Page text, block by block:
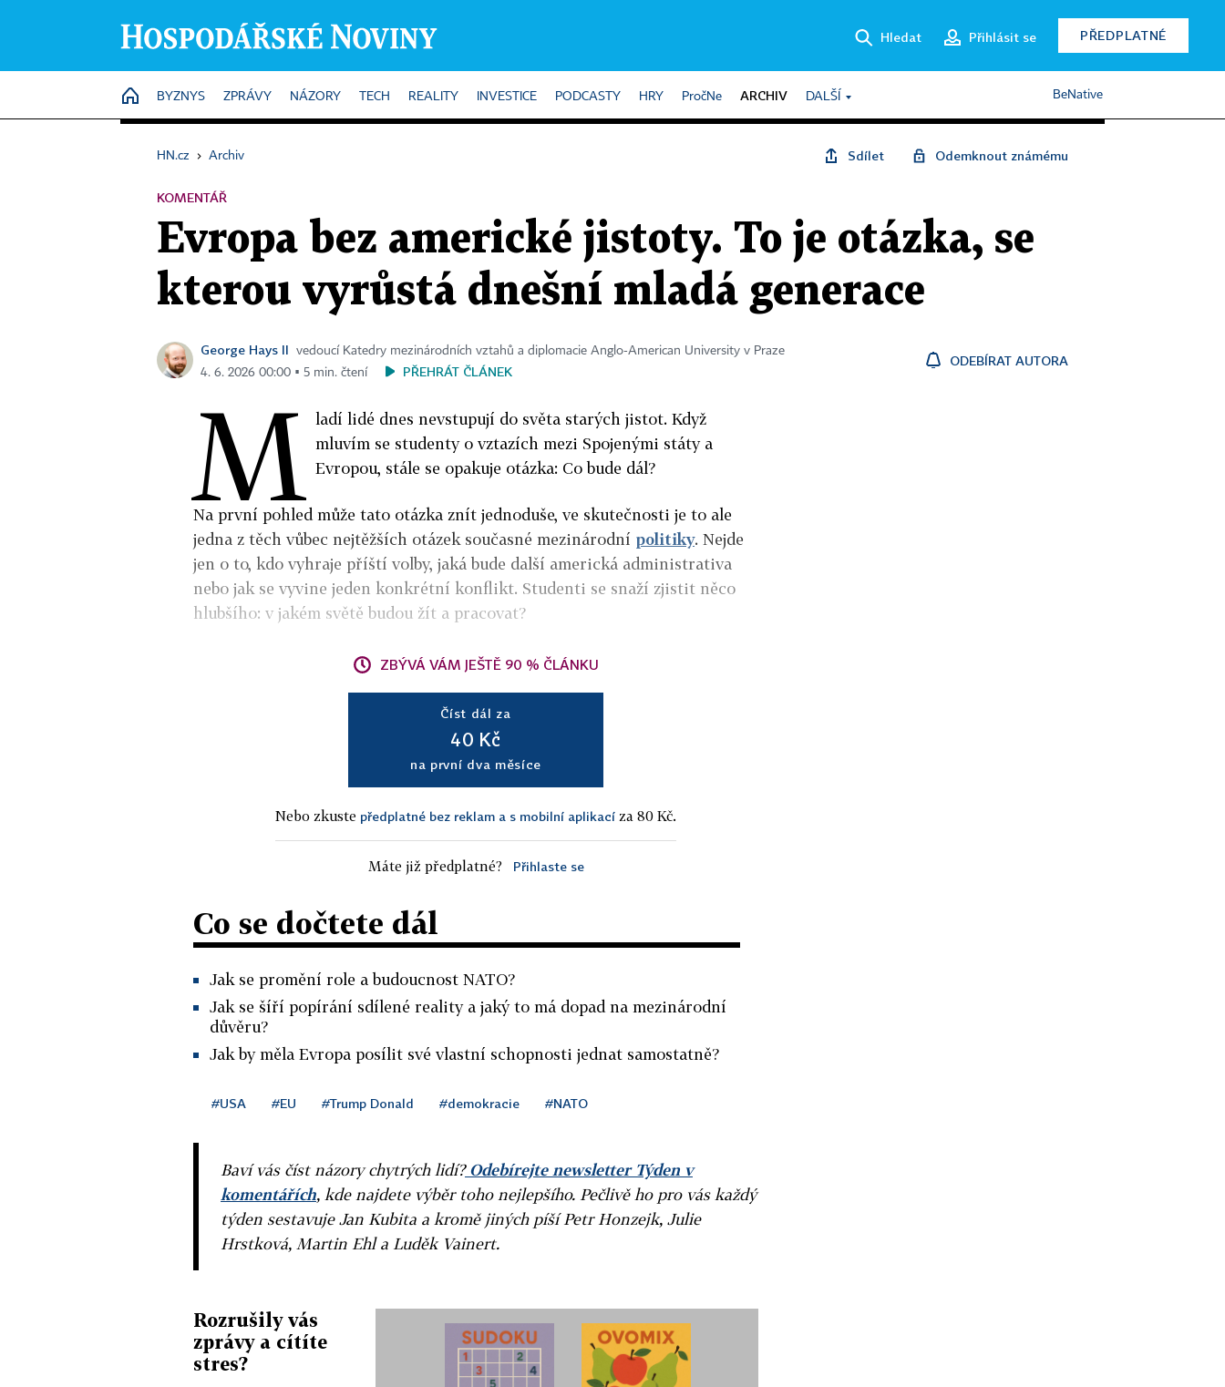
Hledat Přihlásit se PŘEDPLATNÉ
HOME
BYZNYS ZPRÁVY NÁZORY TECH REALITY INVESTICE PODCASTY HRY PročNe ARCHIV DALŠÍ BeNative
HN.cz › Archiv Sdílet Odemknout známému
KOMENTÁŘ
Evropa bez americké jistoty. To je otázka, se
kterou vyrůstá dnešní mladá generace
George Hays II
vedoucí Katedry mezinárodních vztahů a diplomacie Anglo-American University v Praze
4. 6. 2026 00:00 ▪ 5 min. čtení
PŘEHRÁT ČLÁNEK
ODEBÍRAT AUTORA
M ladí lidé dnes nevstupují do světa starých jistot. Když
mluvím se studenty o vztazích mezi Spojenými státy a
Evropou, stále se opakuje otázka: Co bude dál?
Na první pohled může tato otázka znít jednoduše, ve skutečnosti je to ale
jedna z těch vůbec nejtěžších otázek současné mezinárodní politiky. Nejde
jen o to, kdo vyhraje příští volby, jaká bude další americká administrativa
nebo jak se vyvine jeden konkrétní konflikt. Studenti se snaží zjistit něco
hlubšího: v jakém světě budou žít a pracovat?
ZBÝVÁ VÁM JEŠTĚ 90 % ČLÁNKU
Číst dál za
40 Kč
na první dva měsíce
Nebo zkuste předplatné bez reklam a s mobilní aplikací za 80 Kč.
Máte již předplatné? Přihlaste se
Co se dočtete dál
Jak se promění role a budoucnost NATO?
Jak se šíří popírání sdílené reality a jaký to má dopad na mezinárodní
důvěru?
Jak by měla Evropa posílit své vlastní schopnosti jednat samostatně?
#USA #EU #Trump Donald #demokracie #NATO
Baví vás číst názory chytrých lidí?Odebírejte newsletter Týden v
komentářích, kde najdete výběr toho nejlepšího. Pečlivě ho pro vás každý
týden sestavuje Jan Kubita a kromě jiných píší Petr Honzejk, Julie
Hrstková, Martin Ehl a Luděk Vainert.
Rozrušily vás
zprávy a cítíte
stres?